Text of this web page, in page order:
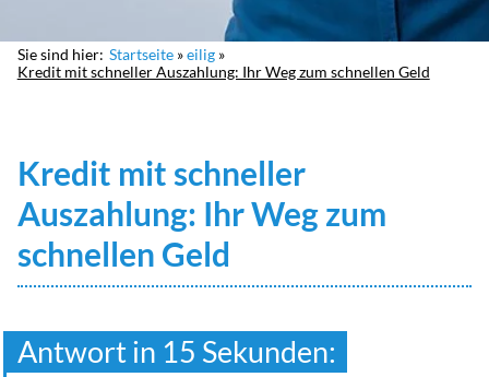
Sie sind hier: Startseite
eilig
Kredit mit schneller Auszahlung: Ihr Weg zum schnellen Geld
Kredit mit schneller
Auszahlung: Ihr Weg zum
schnellen Geld
Antwort in 15 Sekunden: